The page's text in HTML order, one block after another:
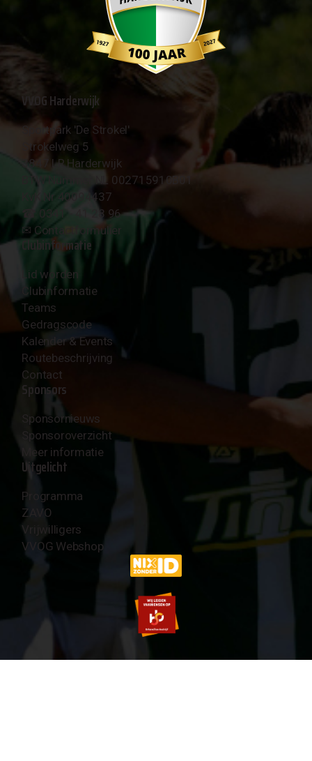
VVOG Harderwijk
Sportpark 'De Strokel'
Strokelweg 5
3847 LR Harderwijk
BTW Nummer NL 002715910B01
KvK Nr 40094437
☎︎ 0341 - 41 28 96
✉︎ Contactformulier
Clubinformatie
Lid worden
Clubinformatie
Teams
Gedragscode
Kalender & Events
Routebeschrijving
Contact
Sponsors
Sponsornieuws
Sponsoroverzicht
Meer informatie
Uitgelicht
Programma
ZAVO
Vrijwilligers
VVOG Webshop